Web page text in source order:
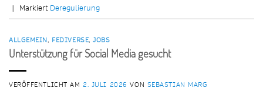
|
Markiert Deregulierung
ALLGEMEIN, FEDIVERSE,JOBS
Unterstützung für Social Media gesucht
VERÖFFENTLICHT AM 2. JULI 2026 VON SEBASTIAN MARG